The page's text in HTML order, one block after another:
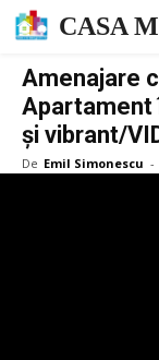
CASA
Amenajare
Apartament
și vibrant/
De Emil Simonescu -